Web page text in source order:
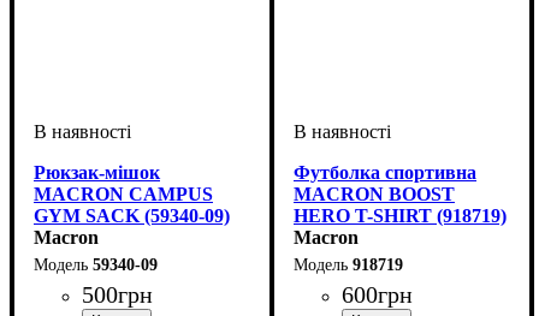
Рюкзак-мішок
MACRON CAMPUS
GYM SACK (59340-09)
Macron
59340-09
500грн
Футболка спортивна
MACRON BOOST
HERO T-SHIRT (918719)
Macron
918719
600грн